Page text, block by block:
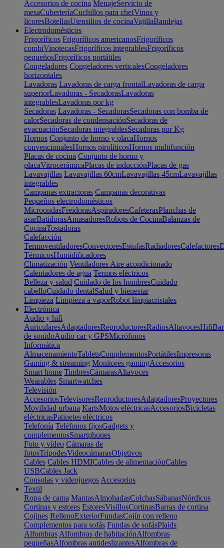
Accesorios de cocina MenajeServicio de
mesaCuberteríaCuchillos para chefVinos y
licoresBotellasUtensilios de cocinaVajillaBandejas
Electrodomésticos
Frigoríficos Frigoríficos americanosFrigoríficos
combiVinotecasFrigoríficos integrablesFrigoríficos
pequeñosFrigoríficos portátiles
Congeladores Congeladores verticalesCongeladores
horizontales
Lavadoras Lavadoras de carga frontalLavadoras de carga
superiorLavadoras - SecadorasLavadoras
integrablesLavadoras por kg
Secadoras Lavadoras - SecadorasSecadoras con bomba de
calorSecadoras de condensaciónSecadoras de
evacuaciónSecadoras integrablesSecadoras por Kg
Hornos Conjunto de horno y placaHornos
convencionalesHornos pirolíticosHornos multifunción
Placas de cocina Conjunto de horno y
placaVitrocerámicaPlacas de inducciónPlacas de gas
Lavavajillas Lavavajillas 60cmLavavajillas 45cmLavavajillas
integrables
Campanas extractoras Campanas decorativas
Pequeños electrodomésticos
MicroondasFreidorasAspiradoresCafeterasPlanchas de
asarBatidorasAmasadoresRobots de CocinaBalanzas de
CocinaTostadoras
Calefacción
TermoventiladoresConvectoresEstufasRadiadoresCalefactores
TérmicosHumidificadores
Climatización Ventiladores Aire acondicionado
Calentadores de agua Termos eléctricos
Belleza y salud Cuidado de los hombresCuidado
cabelloCuidado dentalSalud y bienestar
Limpieza Limpieza a vaporRobot limpiacristales
Electrónica
Audio y hifi
AuricularesAdaptadoresReproductoresRadiosAltavocesHifi
de sonidoAudio car y GPSMicrófonos
Informática
AlmacenamientoTabletsComplementosPortátilesImpresoras
Gaming & streaming Monitores gamingAccesorios
Smart home TimbresCámarasAltavoces
Wearables Smartwatches
Televisión
AccesoriosTelevisoresReproductoresAdaptadoresProyectores
Movilidad urbana KartsMotos eléctricasAccesoriosBicicletas
eléctricasPatinetes eléctricos
Telefonía Teléfonos fijosGadgets y
complementosSmartphones
Foto y vídeo Cámaras de
fotosTrípodesVideocámarasObjetivos
Cables Cables HDMICables de alimentaciónCables
USBCables Jack
Consolas y videojuegos Accesorios
Textil
Ropa de cama MantasAlmohadasColchasSábanasNórdicos
Cortinas y estores EstoresVisillosCortinasBarras de cortina
Cojines RellenoExteriorFundasCojín con relleno
Complementos para sofás Fundas de sofásPlaids
Alfombras Alfombras de habitaciónAlfombras
pequeñasAlfombras antideslizantesAlfombras de